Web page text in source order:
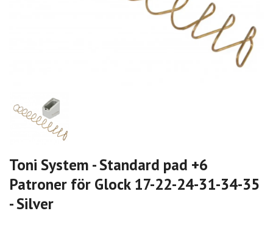
Toni System - Standard pad +6
Patroner för Glock 17-22-24-31-34-35
- Silver